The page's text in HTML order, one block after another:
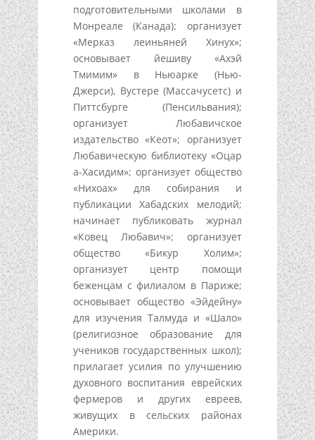
подготовительными школами в
Монреале (Канада); организует
«Мерказ леиньяней Хинух»;
основывает йешиву «Ахэй
Тмимим» в Ньюарке (Нью-
Джерси), Вустере (Массачусетс) и
Питтсбурге (Пенсильвания);
организует Любавичское
издательство «Кеот»; организует
Любавическую библиотеку «Оцар
а-Хасидим»; организует общество
«Нихоах» для собирания и
публикации Хабадских мелодий;
начинает публиковать журнал
«Ковец Любавич»; организует
общество «Бикур Холим»;
организует центр помощи
беженцам с филиалом в Париже;
основывает общество «Эйдейну»
для изучения Талмуда и «Шало»
(религиозное образование для
учеников государственных школ);
прилагает усилия по улучшению
духовного воспитания еврейских
фермеров и других евреев,
живущих в сельских районах
Америки.